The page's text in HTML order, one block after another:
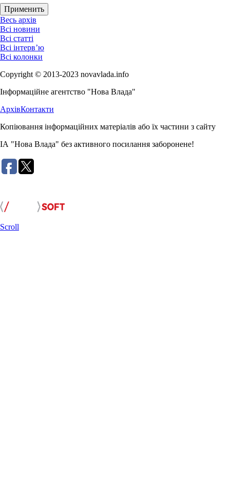
Весь архів
Всі новини
Всі статті
Всі інтерв’ю
Всі колонки
Copyright © 2013-2023 novavlada.info
Інформаційне агентство "Нова Влада"
АрхівКонтакти
Копіювання інформаційних матеріалів або їх частини з сайту
ІА "Нова Влада" без активного посилання заборонене!
Scroll